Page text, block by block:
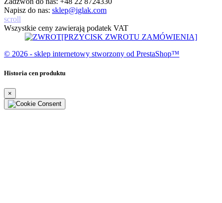
Napisz do nas: sklep@iglak.com
scroll
Wszystkie ceny zawierają podatek VAT
[PRZYCISK ZWROTU ZAMÓWIENIA]
© 2026 - sklep internetowy stworzony od PrestaShop™
Historia cen produktu
×